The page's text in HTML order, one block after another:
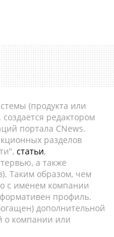
(продукта или
редактором
портала CNews.
разделов
статьи,
а также
Таким образом, чем
с именем компании
профиль.
дополнительной
о компании или